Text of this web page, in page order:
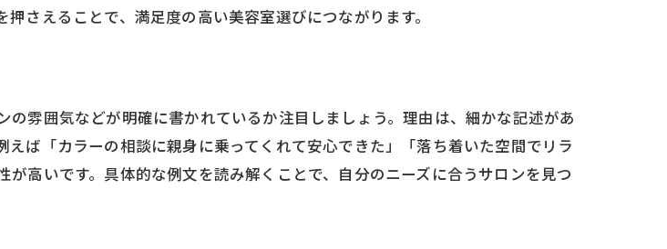
例文で知る本音の評価基準
が集まるサイトの特徴とは
理想の美容室の探し方
を活かす理想のサロン探し術
さえることで、満足度の高い美容室選びにつながります。
雰囲気などが明確に書かれているか注目しましょう。理由は、細かな記述があ
ば「カラーの相談に親身に乗ってくれて安心できた」「落ち着いた空間でリラ
高いです。具体的な例文を読み解くことで、自分のニーズに合うサロンを見つ